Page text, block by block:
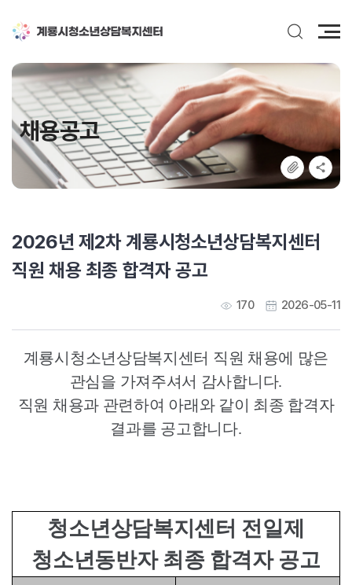
체
뉴
채용공고
2026년 제2차 계룡시청소년상담복지센터
직원 채용 최종 합격자 공고
170 2026-05-11
계룡시청소년상담복지센터 직원 채용에 많은
관심을 가져주셔서 감사합니다.
직원 채용과 관련하여 아래와 같이 최종 합격자
결과를 공고합니다.
청소년상담복지센터 전일제
청소년동반자 최종 합격자 공고